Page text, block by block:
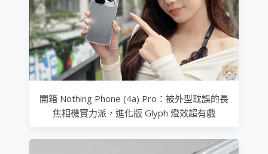
開箱 Nothing Phone (4a) Pro：被外型耽誤的長
焦相機實力派，進化版 Glyph 燈效超有戲